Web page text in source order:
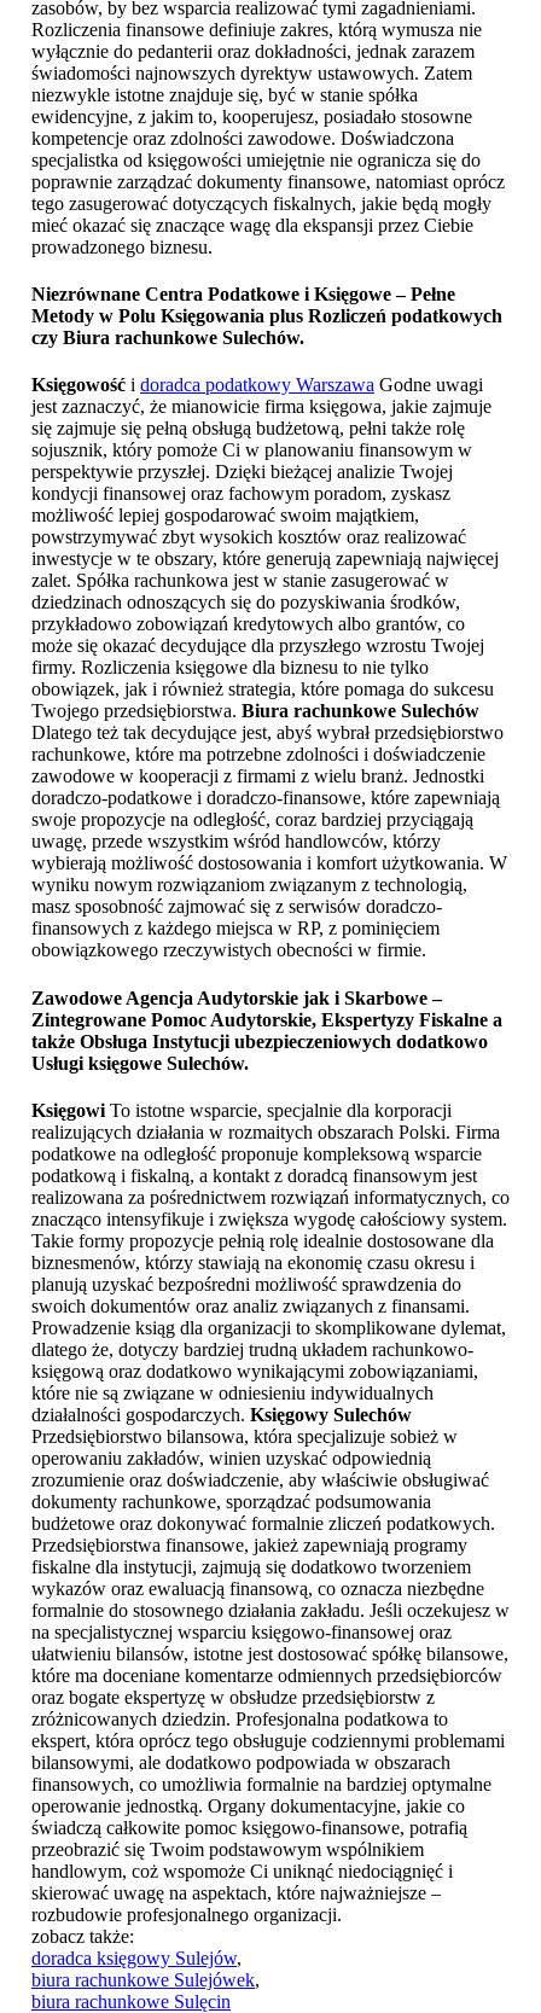
zasobów, by bez wsparcia realizować tymi zagadnieniami.
Rozliczenia finansowe definiuje zakres, którą wymusza nie
wyłącznie do pedanterii oraz dokładności, jednak zarazem
świadomości najnowszych dyrektyw ustawowych. Zatem
niezwykle istotne znajduje się, być w stanie spółka
ewidencyjne, z jakim to, kooperujesz, posiadało stosowne
kompetencje oraz zdolności zawodowe. Doświadczona
specjalistka od księgowości umiejętnie nie ogranicza się do
poprawnie zarządzać dokumenty finansowe, natomiast oprócz
tego zasugerować dotyczących fiskalnych, jakie będą mogły
mieć okazać się znaczące wagę dla ekspansji przez Ciebie
prowadzonego biznesu.
Niezrównane Centra Podatkowe i Księgowe – Pełne
Metody w Polu Księgowania plus Rozliczeń podatkowych
czy Biura rachunkowe Sulechów.
Księgowość i doradca podatkowy Warszawa Godne uwagi
jest zaznaczyć, że mianowicie firma księgowa, jakie zajmuje
się zajmuje się pełną obsługą budżetową, pełni także rolę
sojusznik, który pomoże Ci w planowaniu finansowym w
perspektywie przyszłej. Dzięki bieżącej analizie Twojej
kondycji finansowej oraz fachowym poradom, zyskasz
możliwość lepiej gospodarować swoim majątkiem,
powstrzymywać zbyt wysokich kosztów oraz realizować
inwestycje w te obszary, które generują zapewniają najwięcej
zalet. Spółka rachunkowa jest w stanie zasugerować w
dziedzinach odnoszących się do pozyskiwania środków,
przykładowo zobowiązań kredytowych albo grantów, co
może się okazać decydujące dla przyszłego wzrostu Twojej
firmy. Rozliczenia księgowe dla biznesu to nie tylko
obowiązek, jak i również strategia, które pomaga do sukcesu
Twojego przedsiębiorstwa. Biura rachunkowe Sulechów
Dlatego też tak decydujące jest, abyś wybrał przedsiębiorstwo
rachunkowe, które ma potrzebne zdolności i doświadczenie
zawodowe w kooperacji z firmami z wielu branż. Jednostki
doradczo-podatkowe i doradczo-finansowe, które zapewniają
swoje propozycje na odległość, coraz bardziej przyciągają
uwagę, przede wszystkim wśród handlowców, którzy
wybierają możliwość dostosowania i komfort użytkowania. W
wyniku nowym rozwiązaniom związanym z technologią,
masz sposobność zajmować się z serwisów doradczo-
finansowych z każdego miejsca w RP, z pominięciem
obowiązkowego rzeczywistych obecności w firmie.
Zawodowe Agencja Audytorskie jak i Skarbowe –
Zintegrowane Pomoc Audytorskie, Ekspertyzy Fiskalne a
także Obsługa Instytucji ubezpieczeniowych dodatkowo
Usługi księgowe Sulechów.
Księgowi To istotne wsparcie, specjalnie dla korporacji
realizujących działania w rozmaitych obszarach Polski. Firma
podatkowe na odległość proponuje kompleksową wsparcie
podatkową i fiskalną, a kontakt z doradcą finansowym jest
realizowana za pośrednictwem rozwiązań informatycznych, co
znacząco intensyfikuje i zwiększa wygodę całościowy system.
Takie formy propozycje pełnią rolę idealnie dostosowane dla
biznesmenów, którzy stawiają na ekonomię czasu okresu i
planują uzyskać bezpośredni możliwość sprawdzenia do
swoich dokumentów oraz analiz związanych z finansami.
Prowadzenie ksiąg dla organizacji to skomplikowane dylemat,
dlatego że, dotyczy bardziej trudną układem rachunkowo-
księgową oraz dodatkowo wynikającymi zobowiązaniami,
które nie są związane w odniesieniu indywidualnych
działalności gospodarczych. Księgowy Sulechów
Przedsiębiorstwo bilansowa, która specjalizuje sobież w
operowaniu zakładów, winien uzyskać odpowiednią
zrozumienie oraz doświadczenie, aby właściwie obsługiwać
dokumenty rachunkowe, sporządzać podsumowania
budżetowe oraz dokonywać formalnie zliczeń podatkowych.
Przedsiębiorstwa finansowe, jakież zapewniają programy
fiskalne dla instytucji, zajmują się dodatkowo tworzeniem
wykazów oraz ewaluacją finansową, co oznacza niezbędne
formalnie do stosownego działania zakładu. Jeśli oczekujesz w
na specjalistycznej wsparciu księgowo-finansowej oraz
ułatwieniu bilansów, istotne jest dostosować spółkę bilansowe,
które ma doceniane komentarze odmiennych przedsiębiorców
oraz bogate ekspertyzę w obsłudze przedsiębiorstw z
zróżnicowanych dziedzin. Profesjonalna podatkowa to
ekspert, która oprócz tego obsługuje codziennymi problemami
bilansowymi, ale dodatkowo podpowiada w obszarach
finansowych, co umożliwia formalnie na bardziej optymalne
operowanie jednostką. Organy dokumentacyjne, jakie co
świadczą całkowite pomoc księgowo-finansowe, potrafią
przeobrazić się Twoim podstawowym wspólnikiem
handlowym, coż wspomoże Ci uniknąć niedociągnięć i
skierować uwagę na aspektach, które najważniejsze –
rozbudowie profesjonalnego organizacji.
zobacz także:
doradca księgowy Sulejów,
biura rachunkowe Sulejówek,
biura rachunkowe Sulęcin